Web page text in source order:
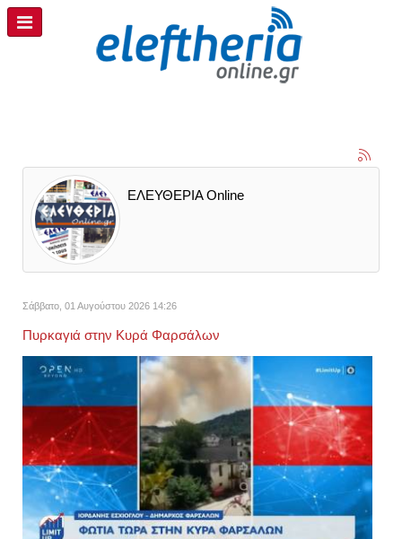
ΕΛΕΥΘΕΡΙΑ Online
Σάββατο, 01 Αυγούστου 2026 14:26
Πυρκαγιά στην Κυρά Φαρσάλων